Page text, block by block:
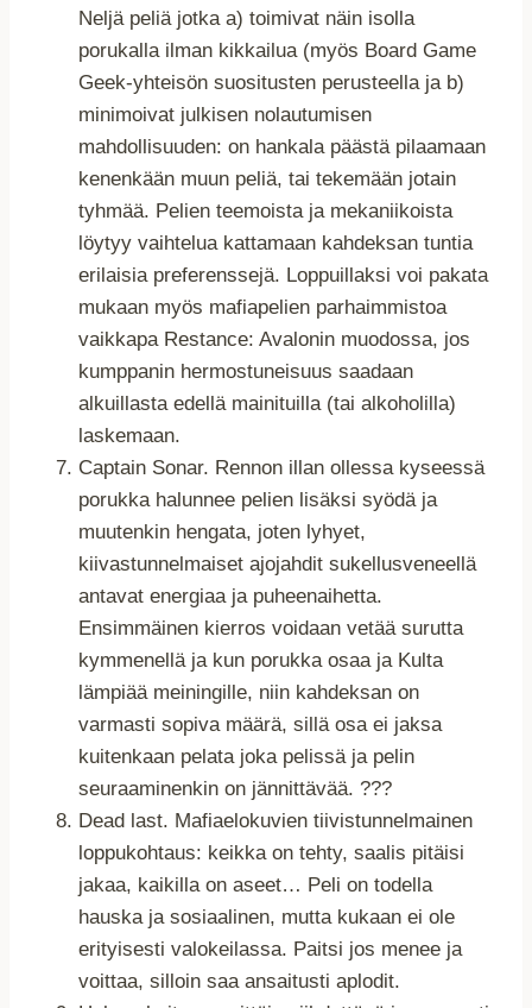
Neljä peliä jotka a) toimivat näin isolla
porukalla ilman kikkailua (myös Board Game
Geek-yhteisön suositusten perusteella ja b)
minimoivat julkisen nolautumisen
mahdollisuuden: on hankala päästä pilaamaan
kenenkään muun peliä, tai tekemään jotain
tyhmää. Pelien teemoista ja mekaniikoista
löytyy vaihtelua kattamaan kahdeksan tuntia
erilaisia preferenssejä. Loppuillaksi voi pakata
mukaan myös mafiapelien parhaimmistoa
vaikkapa Restance: Avalonin muodossa, jos
kumppanin hermostuneisuus saadaan
alkuillasta edellä mainituilla (tai alkoholilla)
laskemaan.
Captain Sonar. Rennon illan ollessa kyseessä
porukka halunnee pelien lisäksi syödä ja
muutenkin hengata, joten lyhyet,
kiivastunnelmaiset ajojahdit sukellusveneellä
antavat energiaa ja puheenaihetta.
Ensimmäinen kierros voidaan vetää surutta
kymmenellä ja kun porukka osaa ja Kulta
lämpiää meiningille, niin kahdeksan on
varmasti sopiva määrä, sillä osa ei jaksa
kuitenkaan pelata joka pelissä ja pelin
seuraaminenkin on jännittävää. ???
Dead last. Mafiaelokuvien tiivistunnelmainen
loppukohtaus: keikka on tehty, saalis pitäisi
jakaa, kaikilla on aseet… Peli on todella
hauska ja sosiaalinen, mutta kukaan ei ole
erityisesti valokeilassa. Paitsi jos menee ja
voittaa, silloin saa ansaitusti aplodit.